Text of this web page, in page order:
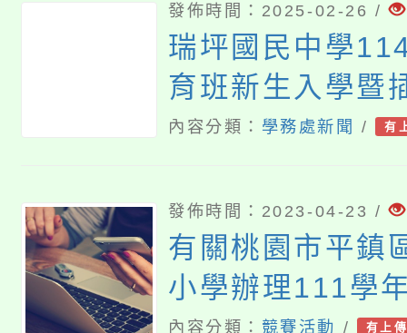
發佈時間：2025-02-26 /
瑞坪國民中學
育班新生入學暨
試甄選簡章
內容分類： 學務處新聞 / 有
發佈時間：2023-04-23 /
有關桃園市平鎮
小學辦理111學
內容分類： 競賽活動 / 有上